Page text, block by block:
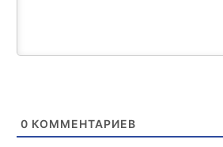
0 КОММЕНТАРИЕВ